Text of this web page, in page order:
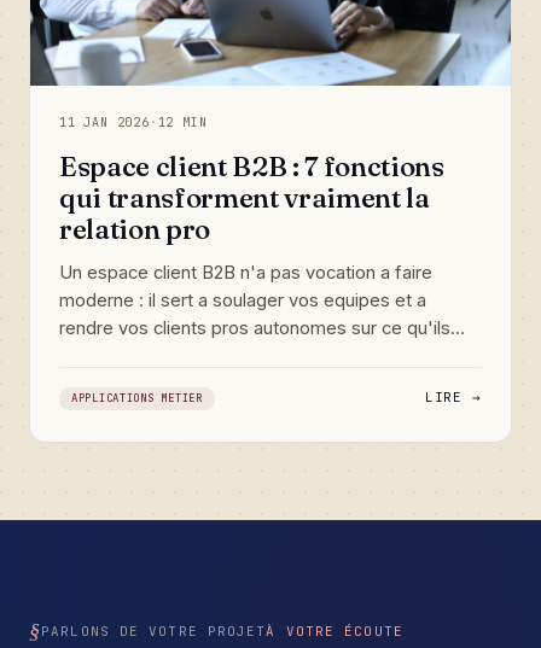
11 JAN 2026 · 12 MIN
Espace client B2B : 7 fonctions
qui transforment vraiment la
relation pro
Un espace client B2B n'a pas vocation a faire
moderne : il sert a soulager vos equipes et a
rendre vos clients pros autonomes sur ce qu'ils
couche de complexite supplementaire.
APPLICATIONS METIER LIRE →
PARLONS DE VOTRE PROJETÀ VOTRE ÉCOUTE